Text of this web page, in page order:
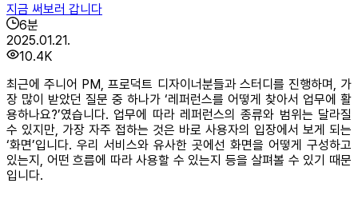
지금 써보러 갑니다
6분
2025.01.21.
10.4K
최근에 주니어 PM, 프로덕트 디자이너분들과 스터디를 진행하며, 가
장 많이 받았던 질문 중 하나가 ‘레퍼런스를 어떻게 찾아서 업무에 활
용하나요?’였습니다. 업무에 따라 레퍼런스의 종류와 범위는 달라질
수 있지만, 가장 자주 접하는 것은 바로 사용자의 입장에서 보게 되는
‘화면’입니다. 우리 서비스와 유사한 곳에선 화면을 어떻게 구성하고
있는지, 어떤 흐름에 따라 사용할 수 있는지 등을 살펴볼 수 있기 때문
입니다.